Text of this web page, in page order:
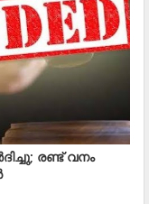
രണ്ട് വനം